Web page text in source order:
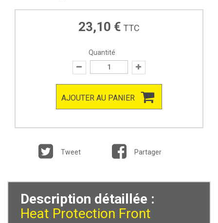
23,10 € TTC
Quantité
AJOUTER AU PANIER
Tweet Partager
Description détaillée :
Heat Protection Front